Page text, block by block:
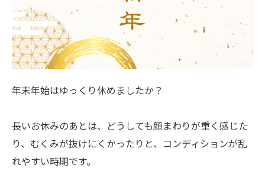
年末年始はゆっくり休めましたか？
長いお休みのあとは、どうしても顔まわりが重く感じた
り、むくみが抜けにくかったりと、コンディションが乱
れやすい時期です。